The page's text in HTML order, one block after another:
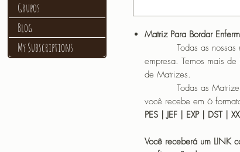
Matriz Para Bordar
Todas as nossas
empresa. Temos mais
de Matrizes.
Todas as Matrizes
você recebe em 6
PES | JEF | EXP | DST |
Você receberá um LINK
Grupos
Blog
My Subscriptions